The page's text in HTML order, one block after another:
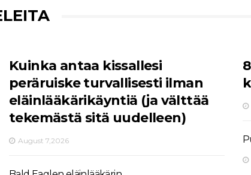
Kuinka antaa kissallesi
peräruiske turvallisesti ilman
eläinlääkärikäyntiä (ja välttää
tekemästä sitä uudelleen)
August 7,2026